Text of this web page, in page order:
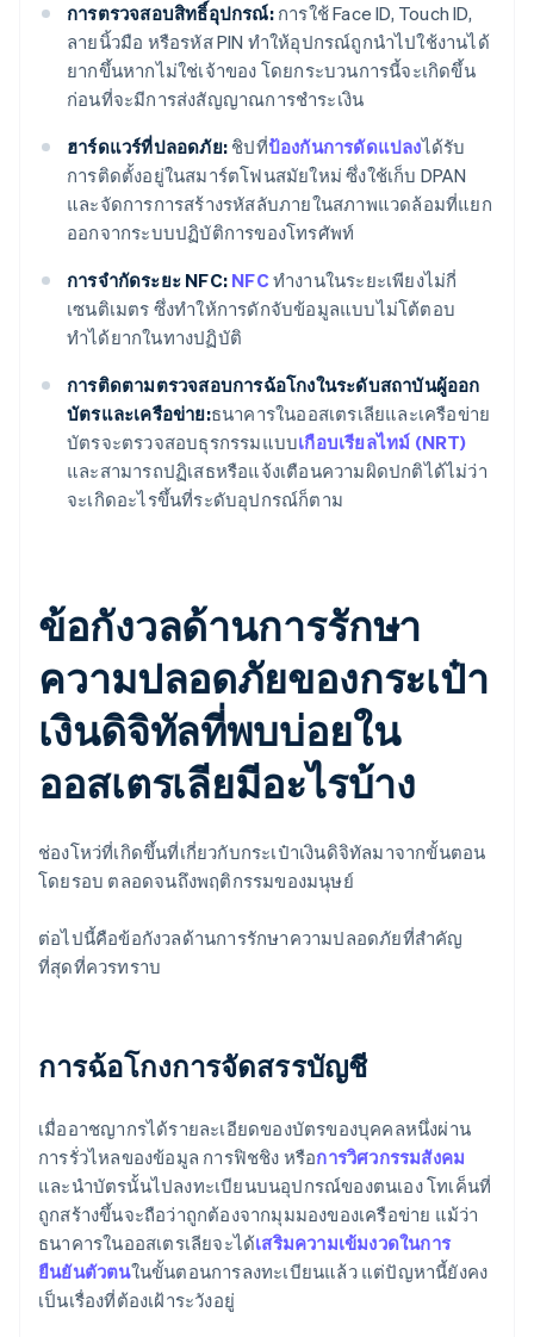
การตรวจสอบสิทธิ์อุปกรณ์:การใช้ Face ID, Touch ID,
ลายนิ้วมือ หรือรหัส PIN ทำให้อุปกรณ์ถูกนำไปใช้งานได้
ยากขึ้นหากไม่ใช่เจ้าของ โดยกระบวนการนี้จะเกิดขึ้น
ก่อนที่จะมีการส่งสัญญาณการชำระเงิน
ฮาร์ดแวร์ที่ปลอดภัย: ชิปที่ป้องกันการดัดแปลงได้รับ
การติดตั้งอยู่ในสมาร์ตโฟนสมัยใหม่ ซึ่งใช้เก็บ DPAN
และจัดการการสร้างรหัสลับภายในสภาพแวดล้อมที่แยก
ออกจากระบบปฏิบัติการของโทรศัพท์
การจำกัดระยะ NFC: NFC ทำงานในระยะเพียงไม่กี่
เซนติเมตร ซึ่งทำให้การดักจับข้อมูลแบบไม่โต้ตอบ
ทำได้ยากในทางปฏิบัติ
การติดตามตรวจสอบการฉ้อโกงในระดับสถาบันผู้ออก
บัตรและเครือข่าย:ธนาคารในออสเตรเลียและเครือข่าย
บัตรจะตรวจสอบธุรกรรมแบบเกือบเรียลไทม์ (NRT)
และสามารถปฏิเสธหรือแจ้งเตือนความผิดปกติได้ไม่ว่า
จะเกิดอะไรขึ้นที่ระดับอุปกรณ์ก็ตาม
ข้อกังวลด้านการรักษา
ความปลอดภัยของกระเป๋า
เงินดิจิทัลที่พบบ่อยใน
ออสเตรเลียมีอะไรบ้าง
ช่องโหว่ที่เกิดขึ้นที่เกี่ยวกับกระเป๋าเงินดิจิทัลมาจากขั้นตอน
โดยรอบ ตลอดจนถึงพฤติกรรมของมนุษย์
ต่อไปนี้คือข้อกังวลด้านการรักษาความปลอดภัยที่สำคัญ
ที่สุดที่ควรทราบ
การฉ้อโกงการจัดสรรบัญชี
เมื่ออาชญากรได้รายละเอียดของบัตรของบุคคลหนึ่งผ่าน
การรั่วไหลของข้อมูล การฟิชชิง หรือการวิศวกรรมสังคม
และนำบัตรนั้นไปลงทะเบียนบนอุปกรณ์ของตนเอง โทเค็นที่
ถูกสร้างขึ้นจะถือว่าถูกต้องจากมุมมองของเครือข่าย แม้ว่า
ธนาคารในออสเตรเลียจะได้เสริมความเข้มงวดในการ
ยืนยันตัวตนในขั้นตอนการลงทะเบียนแล้ว แต่ปัญหานี้ยังคง
เป็นเรื่องที่ต้องเฝ้าระวังอยู่